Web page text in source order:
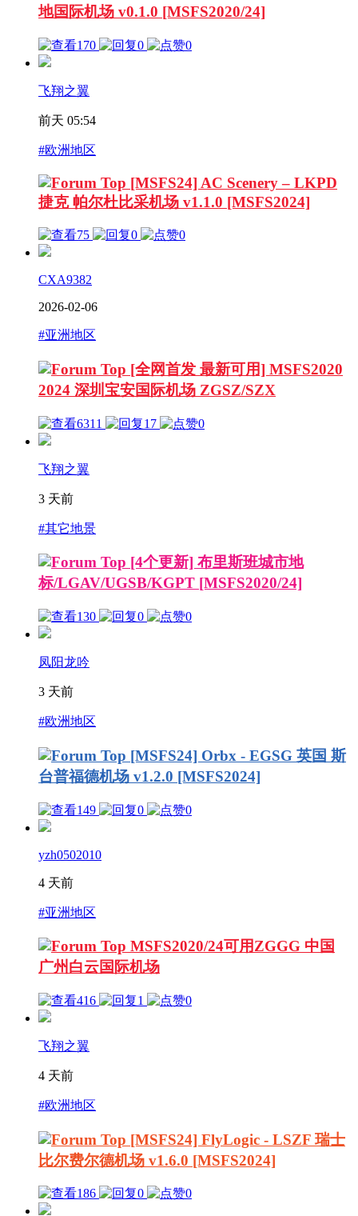
地国际机场 v0.1.0 [MSFS2020/24]
170 0 0
飞翔之翼
前天 05:54
#欧洲地区
[MSFS24] AC Scenery – LKPD
捷克 帕尔杜比采机场 v1.1.0 [MSFS2024]
75 0 0
CXA9382
2026-02-06
#亚洲地区
[全网首发 最新可用] MSFS2020
2024 深圳宝安国际机场 ZGSZ/SZX
6311 17 0
飞翔之翼
3 天前
#其它地景
[4个更新] 布里斯班城市地
标/LGAV/UGSB/KGPT [MSFS2020/24]
130 0 0
凤阳龙吟
3 天前
#欧洲地区
[MSFS24] Orbx - EGSG 英国 斯
台普福德机场 v1.2.0 [MSFS2024]
149 0 0
yzh0502010
4 天前
#亚洲地区
MSFS2020/24可用ZGGG 中国
广州白云国际机场
416 1 0
飞翔之翼
4 天前
#欧洲地区
[MSFS24] FlyLogic - LSZF 瑞士
比尔费尔德机场 v1.6.0 [MSFS2024]
186 0 0